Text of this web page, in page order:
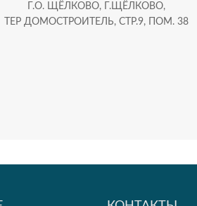
Г.О. ЩЁЛКОВО, Г.ЩЁЛКОВО,
ТЕР ДОМОСТРОИТЕЛЬ, СТР.9, ПОМ. 38